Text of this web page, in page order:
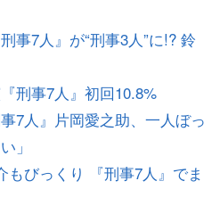
事7人』が“刑事3人”に!? 鈴
刑事7人』初回10.8%
7人』片岡愛之助、一人ぼっ
」
もびっくり 『刑事7人』でま